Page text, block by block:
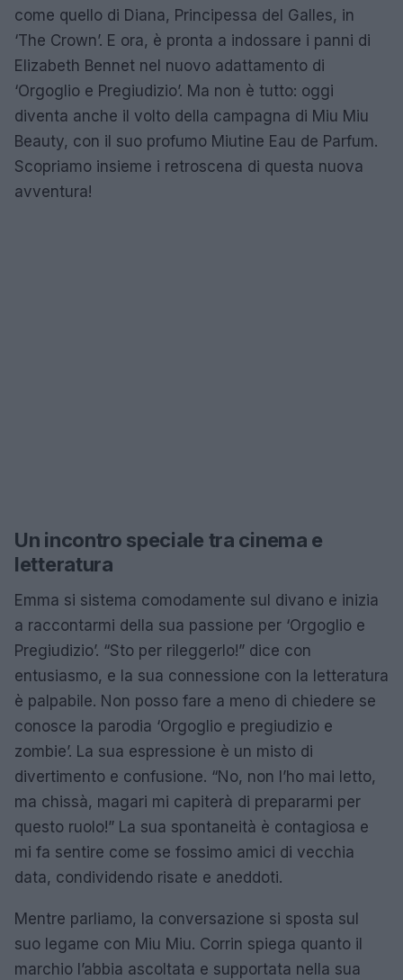
come quello di Diana, Principessa del Galles, in
‘The Crown’. E ora, è pronta a indossare i panni di
Elizabeth Bennet nel nuovo adattamento di
‘Orgoglio e Pregiudizio’. Ma non è tutto: oggi
diventa anche il volto della campagna di Miu Miu
Beauty, con il suo profumo Miutine Eau de Parfum.
Scopriamo insieme i retroscena di questa nuova
avventura!
Un incontro speciale tra cinema e
letteratura
Emma si sistema comodamente sul divano e inizia
a raccontarmi della sua passione per ‘Orgoglio e
Pregiudizio’. “Sto per rileggerlo!” dice con
entusiasmo, e la sua connessione con la letteratura
è palpabile. Non posso fare a meno di chiedere se
conosce la parodia ‘Orgoglio e pregiudizio e
zombie’. La sua espressione è un misto di
divertimento e confusione. “No, non l’ho mai letto,
ma chissà, magari mi capiterà di prepararmi per
questo ruolo!” La sua spontaneità è contagiosa e
mi fa sentire come se fossimo amici di vecchia
data, condividendo risate e aneddoti.
Mentre parliamo, la conversazione si sposta sul
suo legame con Miu Miu. Corrin spiega quanto il
marchio l’abbia ascoltata e supportata nella sua